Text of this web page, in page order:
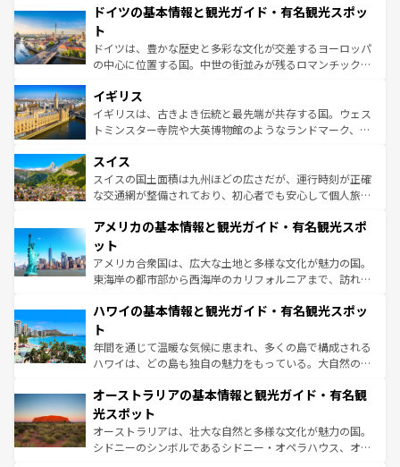
せる。地方によって風土や気候が異なるスペインはその個
ンテンツ一覧 を参照してほしい。
で、幅広い魅力が詰まっている。華麗な宮殿、歴史的な大
聖堂、美しいビーチ、そして豊かな自然が、訪れる者を心
から魅了する。また、フランスは美食の国としても知ら
れ、フランス料理はユネスコ無形文化遺産にも登録されて
香り高いラベンダー畑など、多彩な楽しみ方が可能だ。さ
らに、パリ以外の地域にも魅力が溢れており、どの街角に
も豊かな歴史と文化が息づいている。パリ以外の個性あふ
を参照してほしい。
ドイツの基本情報と観光ガイド・有名観光スポッ
ト
ドイツは、豊かな歴史と多彩な文化が交差するヨーロッパ
の中心に位置する国。中世の街並みが残るロマンチック街
顔を持つこの国は、どこを歩いても飽きることがない。ベ
ルリンの文化的活気、バイエルン州のアルプスの絶景、そ
してライン川沿いのワイン畑といった風景は必見。ビール
は、お酒好きな人にはぜひ体験してほしい。 なお、新着の
ドイツ情報はコンテンツ一覧を参照してほしい。
イギリス
イギリスは、古きよき伝統と最先端が共存する国。ウェス
トミンスター寺院や大英博物館のようなランドマーク、歴
リアごとに異なる魅力がある。また、優雅なアフタヌーン
ティー、ビール好きにはたまらない英国パブ、サッカー観
戦など、本場だからこそできる体験も豊富。イギリスを旅
ンツ一覧を参照してほしい。
スイス
スイスの国土面積は九州ほどの広さだが、運行時刻が正確
な交通網が整備されており、初心者でも安心して個人旅行
の建物がそのまま残る町や、スイスならではのユニークな
博物館もあり、アルプス観光だけでなく町歩きも満喫する
ことができる。国民の所得が高いため物価も高いが、旅行
者向けの交通パス提供のサービスもあり、うまく活用すれ
着のスイス情報はコンテンツ一覧を参照してほしい。
アメリカの基本情報と観光ガイド・有名観光スポ
ット
アメリカ合衆国は、広大な土地と多様な文化が魅力の国。
東海岸の都市部から西海岸のカリフォルニアまで、訪れる
のような巨大都市は、観光、ショッピング、エンターテイ
ンメントが詰まった刺激的なスポットだ。一方、アメリカ
西部には大自然が広がり、グランドキャニオンやイエロー
ストーン国立公園といった絶景が堪能できる。さらに、南
文化が魅力。旅行者はアメリカの各地域で異なる魅力を楽
しみながら、その多様性と豊かな歴史を感じることができ
るだろう。車でのロードトリップや列車の旅も、アメリカ
ならではの贅沢な旅のスタイルだ。 なお、新着のアメリカ
情報は コンテンツ一覧 を参照してほしい。
ハワイの基本情報と観光ガイド・有名観光スポッ
ト
年間を通じて温暖な気候に恵まれ、多くの島で構成される
ハワイは、どの島も独自の魅力をもっている。大自然の神
ワイ島は見逃せない。また、定番の観光地といえばオアフ
島だが、静かな自然を求めるならマウイ島やカウアイ島が
おすすめ。エメラルドグリーンに輝く海をはじめ、豊かな
文化や歴史が息づいている。「アロハスピリット」と呼ば
オーストラリアの基本情報と観光ガイド・有名観
光スポット
オーストラリアは、壮大な自然と多様な文化が魅力の国。
シドニーのシンボルであるシドニー・オペラハウス、オー